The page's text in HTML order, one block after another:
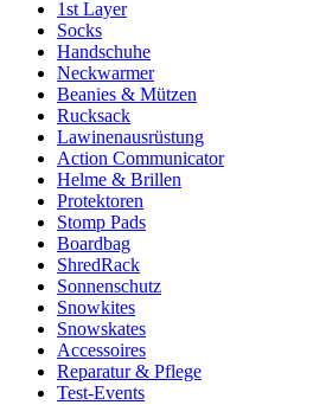
1st Layer
Socks
Handschuhe
Neckwarmer
Beanies & Mützen
Rucksack
Lawinenausrüstung
Action Communicator
Helme & Brillen
Protektoren
Stomp Pads
Boardbag
ShredRack
Sonnenschutz
Snowkites
Snowskates
Accessoires
Reparatur & Pflege
Test-Events